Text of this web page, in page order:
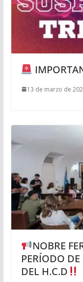
13 de marzo de
NOBRE
PERÍODO
DEL H.C.D